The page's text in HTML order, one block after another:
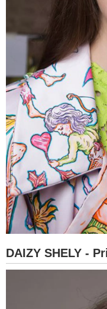
DAIZY SHELY -